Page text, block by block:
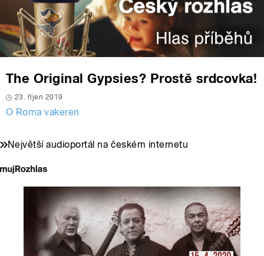
The Original Gypsies? Prostě srdcovka!
23. říjen 2019
O Roma vakeren
Největší audioportál na českém internetu